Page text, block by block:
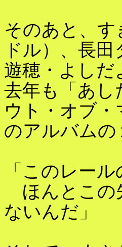
そのあと、
ドル）、長
遊穂・よし
去年も「あし
ウト・オブ
のアルバム
「このレー
ほんとこ
ないんだ」